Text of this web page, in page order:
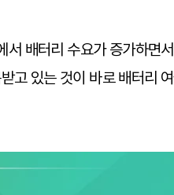
배터리 수요가 증가하면
고 있는 것이 바로 배터